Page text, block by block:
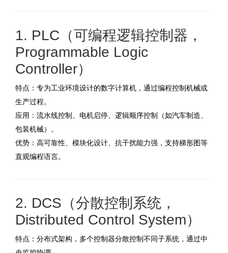
1. PLC（可编程逻辑控制器，
Programmable Logic
Controller）
特点：专为工业环境设计的数字计算机，通过编程控制机械或
生产过程。
应用：流水线控制、电机启停、逻辑顺序控制（如汽车制造、
包装机械）。
优势：高可靠性、模块化设计、抗干扰能力强，支持梯形图等
直观编程语言。
2. DCS（分散控制系统，
Distributed Control System）
特点：分布式架构，多个控制器分散控制不同子系统，通过中